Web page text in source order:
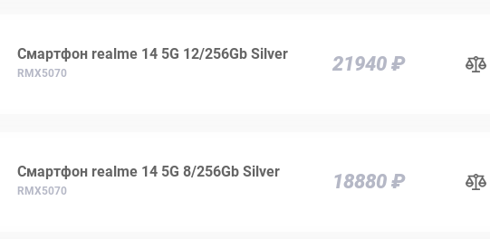
Смартфон realme 14 5G 12/256Gb Silver
RMX5070 21940 ₽
Смартфон realme 14 5G 8/256Gb Silver
RMX5070 18880 ₽